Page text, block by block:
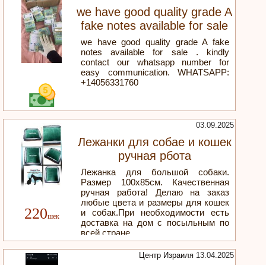
we have good quality grade A
fake notes available for sale
we have good quality grade A fake
notes available for sale . kindly
contact our whatsapp number for
easy communication. WHATSAPP:
+14056331760
Лежанки для собае и кошек
ручная рбота
Лежанка для большой собаки.
Размер 100х85см. Качественная
ручная работа! Делаю на заказ
любые цвета и размеры для кошек
и собак.При необходимости есть
доставка на дом с посыльным по
всей стране
220
03.09.2025
Центр Израиля 13.04.2025